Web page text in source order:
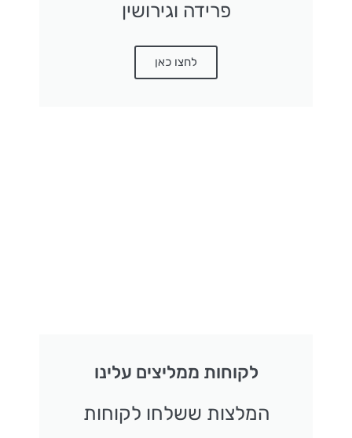
פרידה וגירושין
לחצו כאן
לקוחות ממליצים עלינו
המלצות ששלחו לקוחות